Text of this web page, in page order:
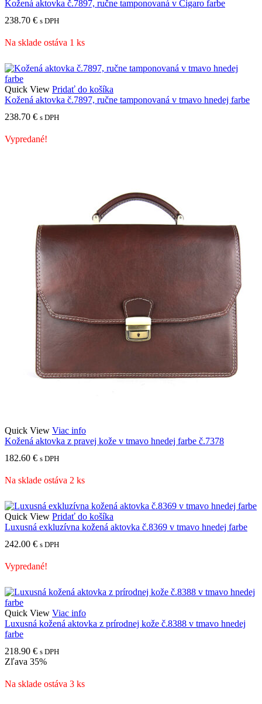
Kožená aktovka č.7897, ručne tamponovaná v Cigaro farbe
238.70 € s DPH
Na sklade ostáva 1 ks
Quick View Pridať do košíka
Kožená aktovka č.7897, ručne tamponovaná v tmavo hnedej farbe
238.70 € s DPH
Vypredané!
Quick View Viac info
Kožená aktovka z pravej kože v tmavo hnedej farbe č.7378
182.60 € s DPH
Na sklade ostáva 2 ks
Quick View Pridať do košíka
Luxusná exkluzívna kožená aktovka č.8369 v tmavo hnedej farbe
242.00 € s DPH
Vypredané!
Quick View Viac info
Luxusná kožená aktovka z prírodnej kože č.8388 v tmavo hnedej
farbe
218.90 € s DPH
Zľava 35%
Na sklade ostáva 3 ks